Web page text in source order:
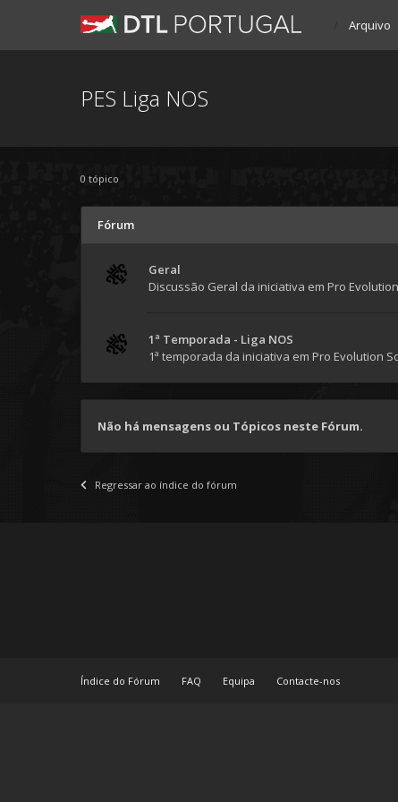
Arquivo
PES Liga NOS
0 tópico
Fórum
Geral
Discussão Geral da iniciativa em Pro
1ª Temporada - Liga NOS
1ª temporada da iniciativa em Pro Evolution
Não há mensagens ou Tópicos neste Fórum.
Regressar ao índice do fórum
Índice do Fórum FAQ Equipa Contacte-nos